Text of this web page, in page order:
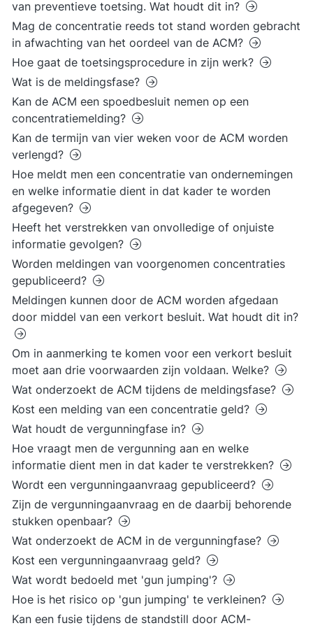
van preventieve toetsing. Wat houdt dit in?
Mag de concentratie reeds tot stand worden gebracht
in afwachting van het oordeel van de ACM?
Hoe gaat de toetsingsprocedure in zijn werk?
Wat is de meldingsfase?
Kan de ACM een spoedbesluit nemen op een
concentratiemelding?
Kan de termijn van vier weken voor de ACM worden
verlengd?
Hoe meldt men een concentratie van ondernemingen
en welke informatie dient in dat kader te worden
afgegeven?
Heeft het verstrekken van onvolledige of onjuiste
informatie gevolgen?
Worden meldingen van voorgenomen concentraties
gepubliceerd?
Meldingen kunnen door de ACM worden afgedaan
door middel van een verkort besluit. Wat houdt dit in?
Om in aanmerking te komen voor een verkort besluit
moet aan drie voorwaarden zijn voldaan. Welke?
Wat onderzoekt de ACM tijdens de meldingsfase?
Kost een melding van een concentratie geld?
Wat houdt de vergunningfase in?
Hoe vraagt men de vergunning aan en welke
informatie dient men in dat kader te verstrekken?
Wordt een vergunningaanvraag gepubliceerd?
Zijn de vergunningaanvraag en de daarbij behorende
stukken openbaar?
Wat onderzoekt de ACM in de vergunningfase?
Kost een vergunningaanvraag geld?
Wat wordt bedoeld met 'gun jumping'?
Hoe is het risico op 'gun jumping' te verkleinen?
Kan een fusie tijdens de standstill door ACM-